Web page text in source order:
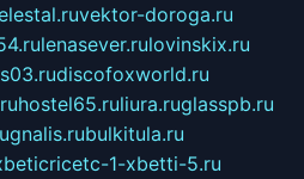
vektor-doroga.ru
lenasever.rulovinskix.ru
discofoxworld.ru
hostel65.ruliura.ruglasspb.ru
gnalis.rubulkitula.ru
1-xbetti-5.ru